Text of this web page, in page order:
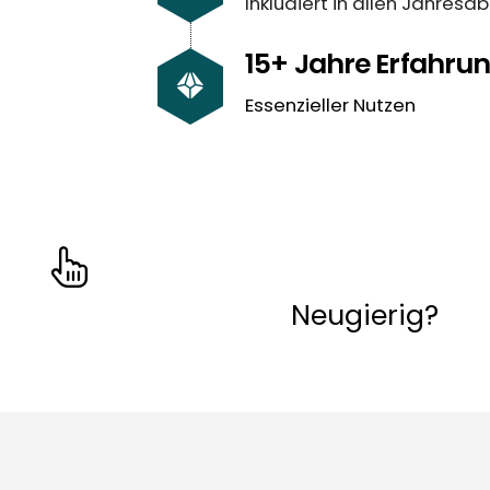
15+ Jahre
Essenzieller Nutzen
Neugierig?